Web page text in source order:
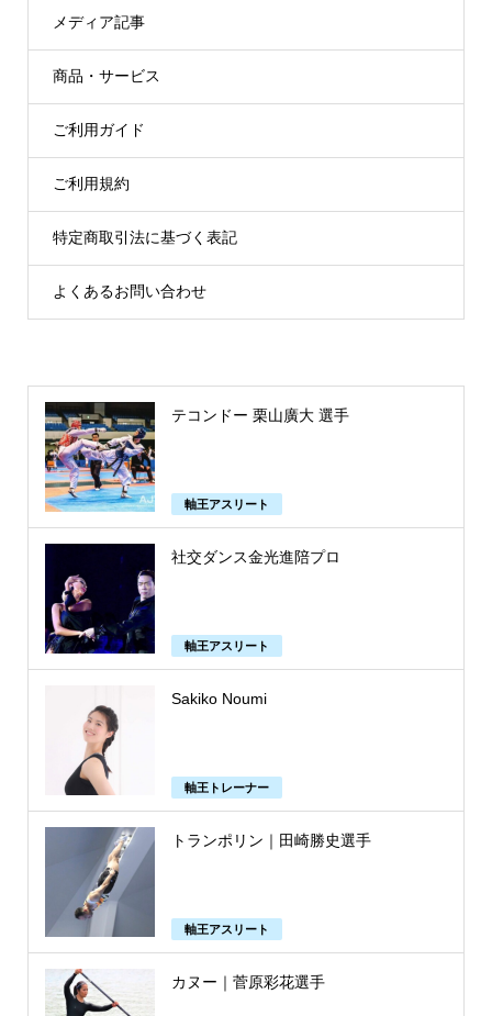
メディア記事
商品・サービス
ご利用ガイド
ご利用規約
特定商取引法に基づく表記
よくあるお問い合わせ
テコンドー 栗山廣大 選手
軸王アスリート
社交ダンス金光進陪プロ
軸王アスリート
Sakiko Noumi
軸王トレーナー
トランポリン｜田崎勝史選手
軸王アスリート
カヌー｜菅原彩花選手